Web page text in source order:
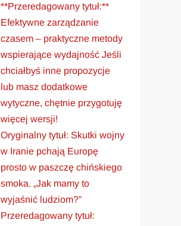
**Przeredagowany tytuł:**
Efektywne zarządzanie
czasem – praktyczne metody
wspierające wydajność Jeśli
chciałbyś inne propozycje
lub masz dodatkowe
wytyczne, chętnie przygotuję
więcej wersji!
Oryginalny tytuł: Skutki wojny
w Iranie pchają Europę
prosto w paszczę chińskiego
smoka. „Jak mamy to
wyjaśnić ludziom?”
Przeredagowany tytuł: